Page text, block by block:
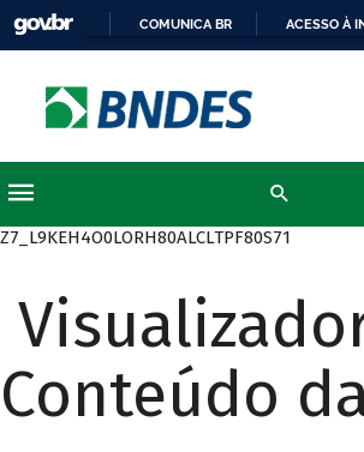
COMUNICA BR ACESSO À
Z7_L9KEH4O0LORH80ALCLTPF80S71
Conteúdo